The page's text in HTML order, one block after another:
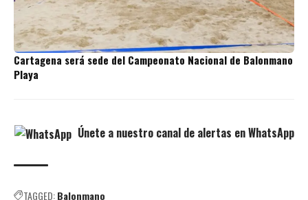
Cartagena será sede del Campeonato Nacional de Balonmano
Playa
Únete a nuestro canal de alertas en WhatsApp
TAGGED:Balonmano